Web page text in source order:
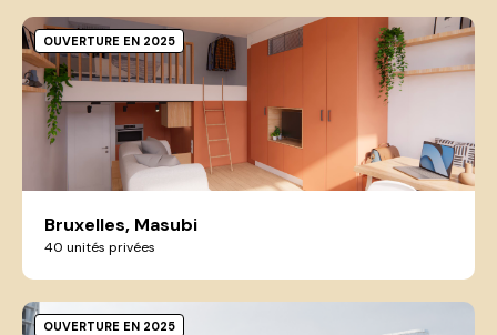
Bruxelles, Masubi
40 unités privées
OUVERTURE EN 2025
OUVERTURE EN 2025